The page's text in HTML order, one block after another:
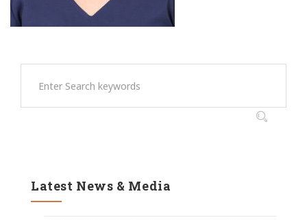
Latest News & Media